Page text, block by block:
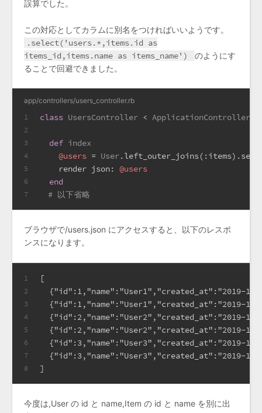
誤算でした。
この対応としてカラムに別名をつければいいようです。
.select('users.*,items.id as
items_id,items.name as items_name')
のようにす
ることで回避できました。
app/controllers/users_controller.rb
1
2
3
4
5
6
7
class UsersController < ApplicationController
def index
@users = User.left_outer_joins( :items
    render
json: @users
end
# 以下省略
ブラウザで/users.json にアクセスすると、以下のレスポ
ンスになります。
1
2
3
4
5
6
7
8
[
{"id":1,"name":"User1","created_at":"2019-
{"id":1,"name":"User1","created_at":"2019-
{"id":2,"name":"User2","created_at":"2019-
{"id":2,"name":"User2","created_at":"2019-
{"id":3,"name":"User3","created_at":"2019-
{"id":3,"name":"User3","created_at":"2019-
]
今度は,User の id と name,Item の id と name を別に出